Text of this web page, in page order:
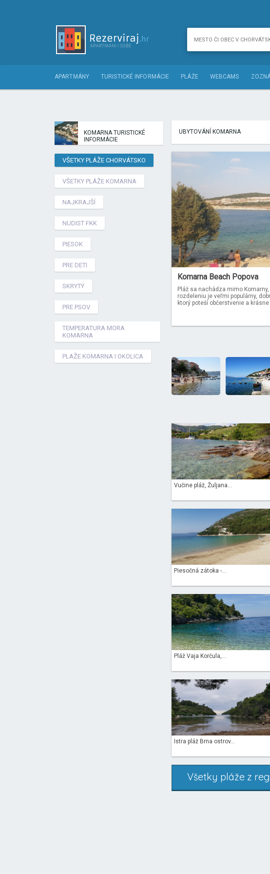
APARTMÁNY TURISTICKÉ INFORMÁCIE PLÁŽE WEBCAMS
KOMARNA TURISTICKÉ
INFORMÁCIE
VŠETKY PLÁŽE CHORVÁTSKO
VŠETKY PLÁŽE KOMARNA
NAJKRAJŠÍ
NUDIST FKK
PIESOK
PRE DETI
SKRYTÝ
PRE PSOV
TEMPERATURA MORA
KOMARNA
PLAŽE KOMARNA I OKOLICA
UBYTOVÁNÍ KOMARNA
Komarna Beach Popova
Pláž sa nachádza mimo
rozdeleniu je veľmi populárny,
ktorý poteší občerstvenie a
Vučine pláž, Žuljana...
Piesočná zátoka -...
Pláž Vaja Korčula,...
Istra pláž Brna ostrov...
Všetky pláže z